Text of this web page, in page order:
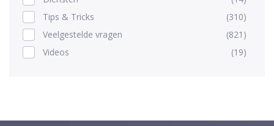
Tips & Tricks
(310)
Veelgestelde vragen
(821)
Videos
(19)